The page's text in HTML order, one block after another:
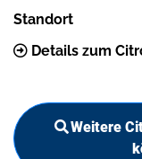
Standort
Details zum
Weitere